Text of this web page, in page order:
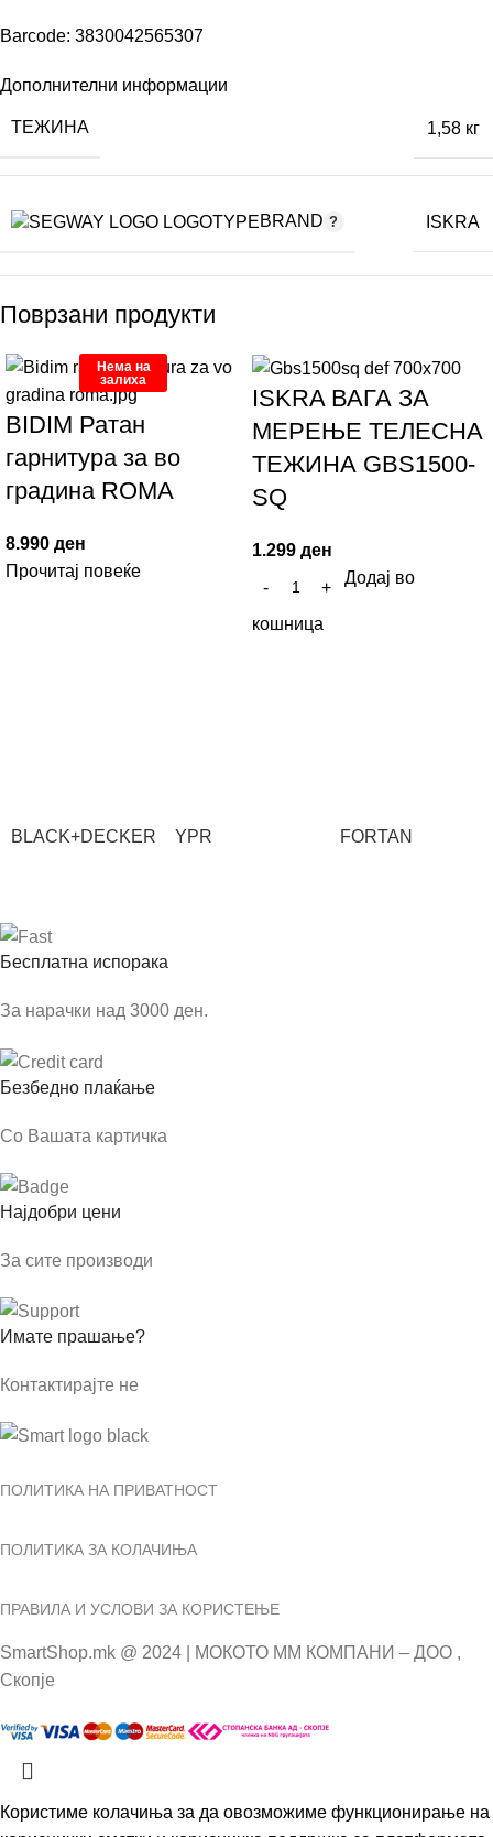
Barcode: 3830042565307
Дополнителни информации
ТЕЖИНА 1,58 кг
BRAND ISKRA
Поврзани продукти
Нема на
залиха
BIDIM Ратан
гарнитура за во
градина ROMA
8.990 ден
Прочитај повеќе
ISKRA ВАГА ЗА
МЕРЕЊЕ ТЕЛЕСНА
ТЕЖИНА GBS1500-
SQ
1.299 ден
Додај во
кошница
BLACK+DECKER YPR FORTAN
Бесплатна испорака
За нарачки над 3000 ден.
Безбедно плаќање
Со Вашата картичка
Најдобри цени
За сите производи
Имате прашање?
Контактирајте не
ПОЛИТИКА НА ПРИВАТНОСТ
ПОЛИТИКА ЗА КОЛАЧИЊА
ПРАВИЛА И УСЛОВИ ЗА КОРИСТЕЊЕ
SmartShop.mk @ 2024 | МОКОТО ММ КОМПАНИ – ДОО ,
Скопје
Користиме колачиња за да овозможиме функционирање на